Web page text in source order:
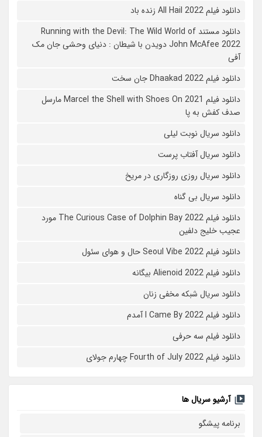
دانلود فیلم All Hail 2022 زنده باد
دانلود مستند Running with the Devil: The Wild World of
John McAfee 2022 دویدن با شیطان : دنیای وحشی جان مک
آفی
دانلود فیلم Dhaakad 2022 جان سخت
دانلود فیلم Marcel the Shell with Shoes On 2021 مارسل
صدف کفش به پا
دانلود سریال نوبت لیلی
دانلود سریال آفتاب پرست
دانلود سریال روزی روزگاری در مریخ
دانلود سریال بی گناه
دانلود فیلم The Curious Case of Dolphin Bay 2022 مورد
عجیب خلیج دلفین
دانلود فیلم Seoul Vibe 2022 حال و هوای سئول
دانلود فیلم Alienoid 2022 بیگانه
دانلود سریال شبکه مخفی زنان
دانلود فیلم I Came By 2022 آمدم
دانلود فیلم سه حرفی
دانلود فیلم Fourth of July 2022 چهارم جولای
آرشیو سریال ها
برنامه پیشگو